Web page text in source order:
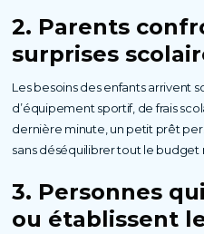
2. Parents
surprises
Les besoins des enfants arrivent
d’équipement sportif, de frais
dernière minute, un petit prêt
sans déséquilibrer tout le budget
3. Personnes
ou établissent